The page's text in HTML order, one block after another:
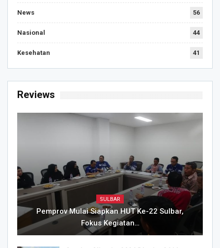
News 56
Nasional 44
Kesehatan 41
Reviews
SULBAR
Pemprov Mulai Siapkan HUT Ke-22 Sulbar,
Fokus Kegiatan…